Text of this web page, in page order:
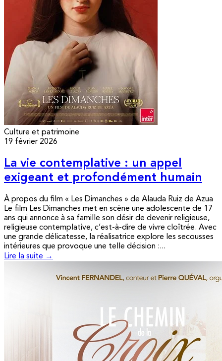
Culture et patrimoine
19 février 2026
La vie contemplative : un appel
exigeant et profondément humain
À propos du film « Les Dimanches » de Alauda Ruiz de Azua
Le film Les Dimanches met en scène une adolescente de 17
ans qui annonce à sa famille son désir de devenir religieuse,
religieuse contemplative, c’est-à-dire de vivre cloîtrée. Avec
une grande délicatesse, la réalisatrice explore les secousses
intérieures que provoque une telle décision :...
Lire la suite →